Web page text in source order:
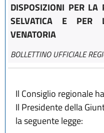
DISPOSIZIONI PER LA
SELVATICA E PER
VENATORIA
BOLLETTINO UFFICIALE
Il Consiglio regionale
Il Presidente della
la seguente legge: